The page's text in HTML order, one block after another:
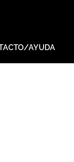
AYUDA